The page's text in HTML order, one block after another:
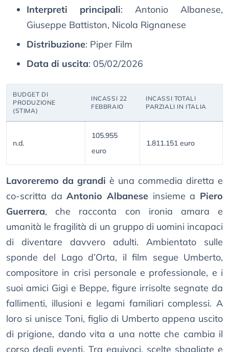
Interpreti principali: Antonio Albanese,
Giuseppe Battiston, Nicola Rignanese
Distribuzione: Piper Film
Data di uscita: 05/02/2026
BUDGET DI
PRODUZIONE
(STIMA)
INCASSI 22
FEBBRAIO
INCASSI TOTALI
PARZIALI IN ITALIA
n.d.
105.955
euro
1.811.151 euro
Lavoreremo da grandi è una commedia diretta e
co-scritta daAntonio Albanese insieme a Piero
Guerrera, che racconta con ironia amara e
umanità le fragilità di un gruppo di uomini incapaci
di diventare davvero adulti. Ambientato sulle
sponde del Lago d’Orta, il film segue Umberto,
compositore in crisi personale e professionale, e i
suoi amici Gigi e Beppe, figure irrisolte segnate da
fallimenti, illusioni e legami familiari complessi. A
loro si unisce Toni, figlio di Umberto appena uscito
di prigione, dando vita a una notte che cambia il
corso degli eventi. Tra equivoci, scelte sbagliate e